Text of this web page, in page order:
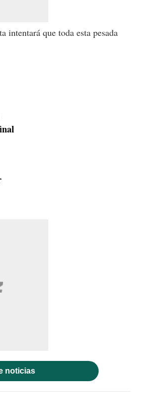
intentará que toda esta pesada
noticias